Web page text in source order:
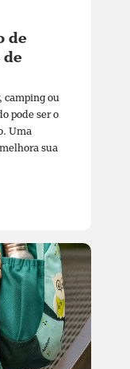
de
de
camping ou
pode ser o
Uma
sua